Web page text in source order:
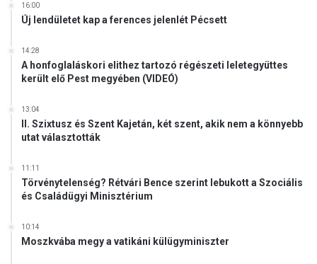
16:00
Új lendületet kap a ferences jelenlét Pécsett
14:28
A honfoglaláskori elithez tartozó régészeti leletegyüttes
került elő Pest megyében (VIDEÓ)
13:04
II. Szixtusz és Szent Kajetán, két szent, akik nem a könnyebb
utat választották
11:11
Törvénytelenség? Rétvári Bence szerint lebukott a Szociális
és Családügyi Minisztérium
10:14
Moszkvába megy a vatikáni külügyminiszter